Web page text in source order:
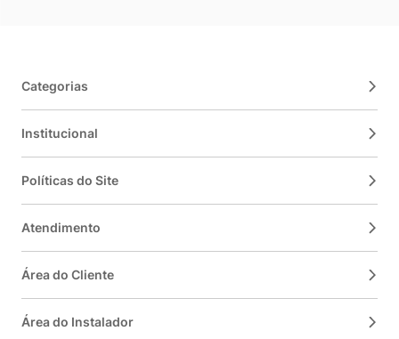
Categorias
Institucional
Políticas do Site
Atendimento
Área do Cliente
Área do Instalador